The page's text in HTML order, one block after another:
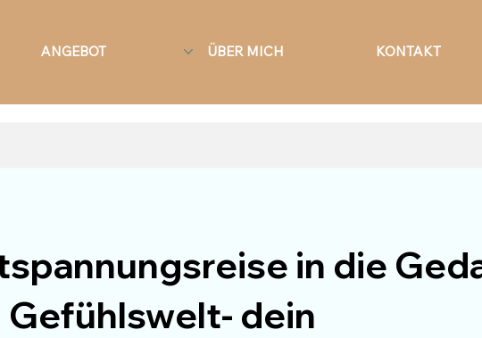
ANGEBOT ÜBER MICH KONTAKT
in die
Gefühlswelt- dein